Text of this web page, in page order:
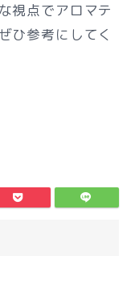
視点でアロマテ
ひ参考にしてく